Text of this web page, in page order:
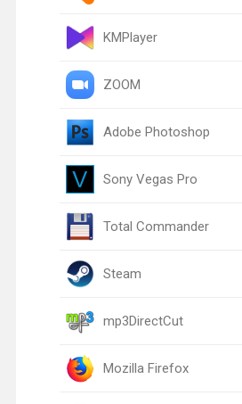
KMPlayer
ZOOM
Adobe Photoshop
Sony Vegas Pro
Total Commander
Steam
mp3DirectCut
Mozilla Firefox